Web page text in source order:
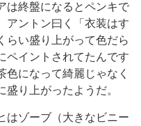
終盤になるとペンキで
アントン曰く「衣装はす
らい盛り上がって色だら
ペイントされてたんです
色になって綺麗じゃなく
り上がったようだ。
ゾーブ（大きなビニー